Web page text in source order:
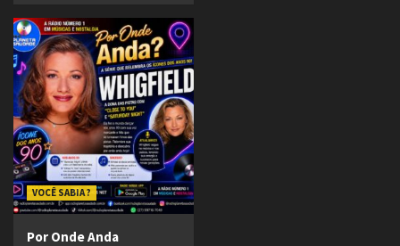
VOCÊ SABIA ?
Por Onde Anda